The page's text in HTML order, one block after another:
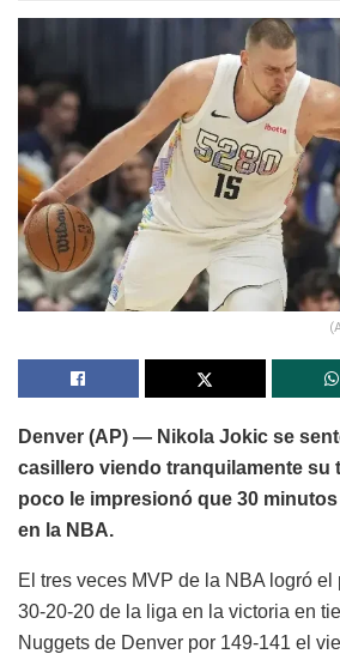
Denver (AP) — Nikola Jokic se
casillero viendo tranquilamente su
poco le impresionó que 30
en la NBA.
El tres veces MVP de la NBA logró
30-20-20 de la liga en la victoria en
Nuggets de Denver por 149-141 el